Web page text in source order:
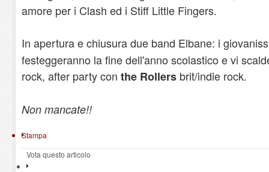
amore per i Clash ed i Stiff Little Fingers.
In apertura e chiusura due band Elbane: i
festeggeranno la fine dell'anno scolastico e vi
rock, after party con the Rollers brit/indie rock.
Non mancate!!
Stampa
Vota questo articolo